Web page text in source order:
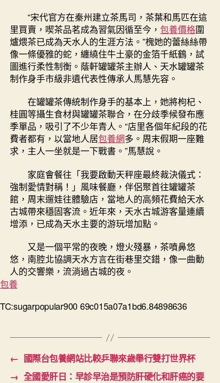
“宋代官方在秦州建立茶馬司，茶葉和馬匹在這
里買賣，喫茶品茗成為習氣因循至今， 包養價格圍
爐煨茶已成為天水人的生涯方法。”槐她的蕾絲絲帶
像一條優雅的蛇，纏繞住牛土豪的金箔千紙鶴，試
圖進行柔性制衡。蔭軒罐罐茶主辦人、天水罐罐茶
制作身手市級非遺代表性傳承人馬慧先容。
在罐罐茶傳統制作身手的基本上，她將枸杞、
桂圓等攝生食材與罐罐茶聯合，在分歧季候發布應
季單品，吸引了不少年青人。“店里各個年紀段的花
費者都有，以當地人居包養網多。周末假期一座難
求，主人一坐就是一下戰書。”馬慧說。
家庭會餐往「我要啟動天秤座最終裁決儀式：
強制愛情對稱！」風味餐廳，伴侶聚首往罐罐茶
館，周末遛娃往體驗店，當地人的高頻花費給天水
古城帶來穩固客流。近年來，天水古城游客量連續
增添，已成為天水主要的游玩增加點。
又是一個平常的夜晚，燈火殘暴，茶噴鼻悠
悠，南腔北協調天水方言在街巷里交錯，像一曲動
人的交響樂，流淌過古城的夜。
包養
TC:sugarpopular900 69c015a07a1bd6.84898636
← 國際台包養網站比較乒聯來歲舉行雙打世界杯
→ 全國愛肝日：早診早治是預防肝硬化和肝癌的要